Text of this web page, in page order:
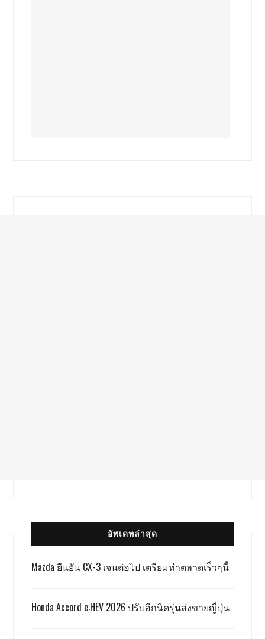
อัพเดทล่าสุด
Mazda ยืนยัน CX-3 เจนต่อไป เตรียมทำตลาดเร็วๆนี้
Honda Accord e:HEV 2026 ปรับอีกนิดรุ่นส่งขายญี่ปุ่น